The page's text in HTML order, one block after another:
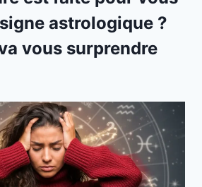
astrologique ?
vous surprendre